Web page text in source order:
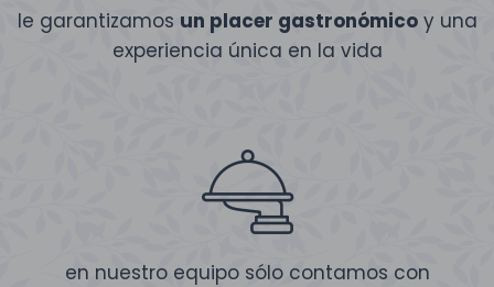
le garantizamos un placer gastronómicoy una
experiencia única en la vida
en nuestro equipo sólo contamos con